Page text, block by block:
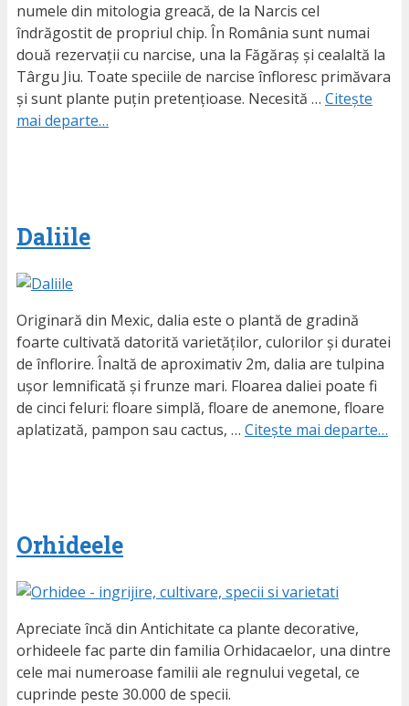
numele din mitologia greacă, de la Narcis cel
îndrăgostit de propriul chip. În România sunt numai
două rezervații cu narcise, una la Făgăraș și cealaltă la
Târgu Jiu. Toate speciile de narcise înfloresc primăvara
și sunt plante puțin pretențioase. Necesită … Citește
mai departe…
Daliile
Originară din Mexic, dalia este o plantă de gradină
foarte cultivată datorită varietăților, culorilor și duratei
de înflorire. Înaltă de aproximativ 2m, dalia are tulpina
ușor lemnificată și frunze mari. Floarea daliei poate fi
de cinci feluri: floare simplă, floare de anemone, floare
aplatizată, pampon sau cactus, … Citește mai departe…
Orhideele
Apreciate încă din Antichitate ca plante decorative,
orhideele fac parte din familia Orhidacaelor, una dintre
cele mai numeroase familii ale regnului vegetal, ce
cuprinde peste 30.000 de specii.